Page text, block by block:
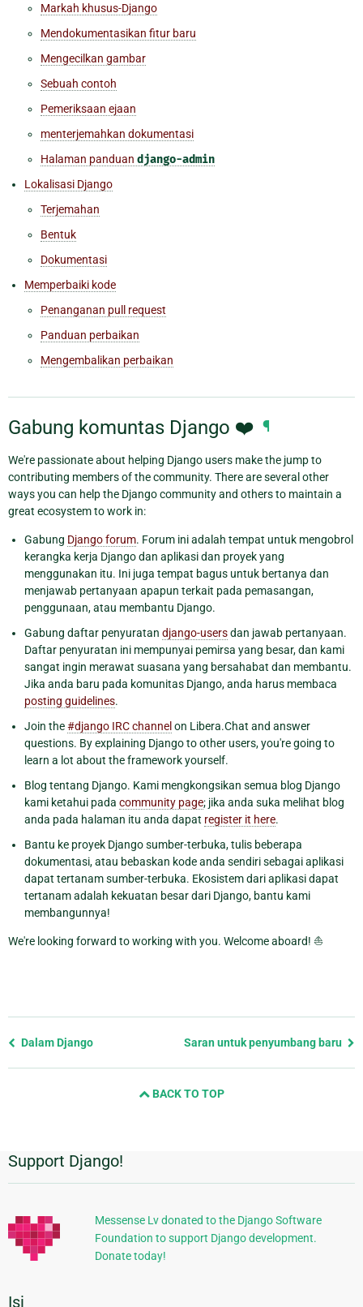
Markah khusus-Django
Mendokumentasikan fitur baru
Mengecilkan gambar
Sebuah contoh
Pemeriksaan ejaan
menterjemahkan dokumentasi
Halaman panduan django-admin
Lokalisasi Django
Terjemahan
Bentuk
Dokumentasi
Memperbaiki kode
Penanganan pull request
Panduan perbaikan
Mengembalikan perbaikan
Gabung komuntas Django ❤️ ¶
We're passionate about helping Django users make the jump to
contributing members of the community. There are several other
ways you can help the Django community and others to maintain a
great ecosystem to work in:
Gabung Django forum. Forum ini adalah tempat untuk mengobrol
kerangka kerja Django dan aplikasi dan proyek yang
menggunakan itu. Ini juga tempat bagus untuk bertanya dan
menjawab pertanyaan apapun terkait pada pemasangan,
penggunaan, atau membantu Django.
Gabung daftar penyuratan django-usersdan jawab pertanyaan.
Daftar penyuratan ini mempunyai pemirsa yang besar, dan kami
sangat ingin merawat suasana yang bersahabat dan membantu.
Jika anda baru pada komunitas Django, anda harus membaca
posting guidelines.
Join the#django IRC channel on Libera.Chat and answer
questions. By explaining Django to other users, you're going to
learn a lot about the framework yourself.
Blog tentang Django. Kami mengkongsikan semua blog Django
kami ketahui pada community page; jika anda suka melihat blog
anda pada halaman itu anda dapat register it here.
Bantu ke proyek Django sumber-terbuka, tulis beberapa
dokumentasi, atau bebaskan kode anda sendiri sebagai aplikasi
dapat tertanam sumber-terbuka. Ekosistem dari aplikasi dapat
tertanam adalah kekuatan besar dari Django, bantu kami
membangunnya!
We're looking forward to working with you. Welcome aboard! ⛵️
Previous
Dalam Django Saran untuk penyumbang baru
BACK TO TOP
Informasi
Tambahan
Support Django!
Messense Lv donated to the Django Software
Foundation to support Django development.
Donate today!
Isi